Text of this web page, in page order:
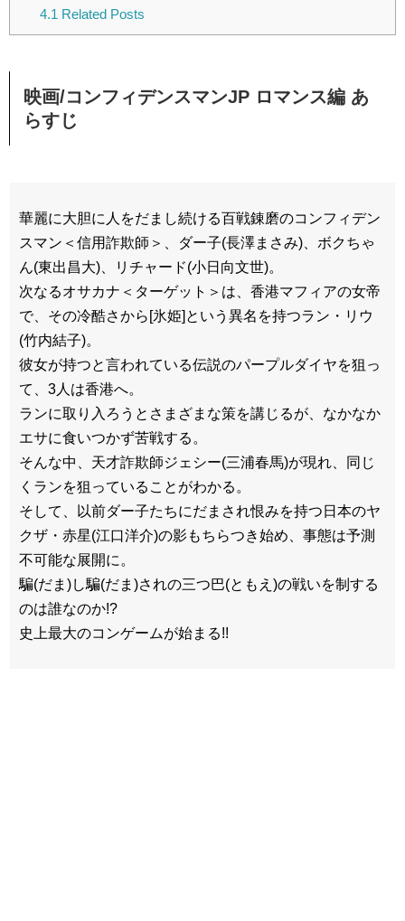
4.1 Related Posts
映画/コンフィデンスマンJP ロマンス編 あ
らすじ
華麗に大胆に人をだまし続ける百戦錬磨のコンフィデン
スマン＜信用詐欺師＞、ダー子(長澤まさみ)、ボクちゃ
ん(東出昌大)、リチャード(小日向文世)。
次なるオサカナ＜ターゲット＞は、香港マフィアの女帝
で、その冷酷さから[氷姫]という異名を持つラン・リウ
(竹内結子)。
彼女が持つと言われている伝説のパープルダイヤを狙っ
て、3人は香港へ。
ランに取り入ろうとさまざまな策を講じるが、なかなか
エサに食いつかず苦戦する。
そんな中、天才詐欺師ジェシー(三浦春馬)が現れ、同じ
くランを狙っていることがわかる。
そして、以前ダー子たちにだまされ恨みを持つ日本のヤ
クザ・赤星(江口洋介)の影もちらつき始め、事態は予測
不可能な展開に。
騙(だま)し騙(だま)されの三つ巴(ともえ)の戦いを制する
のは誰なのか!?
史上最大のコンゲームが始まる!!